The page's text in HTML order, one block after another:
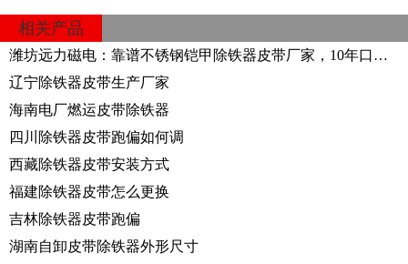
相关产品
潍坊远力磁电：靠谱不锈钢铠甲除铁器皮带厂家，10年口碑验证的行业优选
辽宁除铁器皮带生产厂家
海南电厂燃运皮带除铁器
四川除铁器皮带跑偏如何调
西藏除铁器皮带安装方式
福建除铁器皮带怎么更换
吉林除铁器皮带跑偏
湖南自卸皮带除铁器外形尺寸